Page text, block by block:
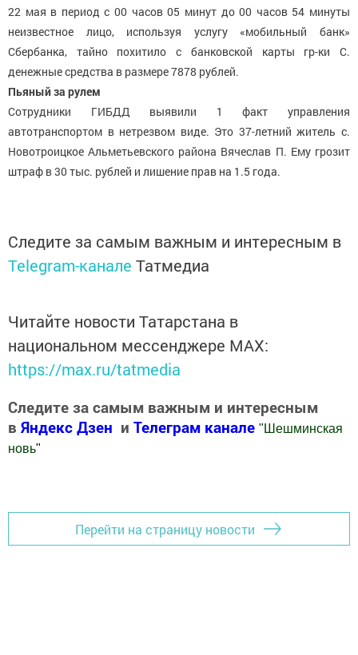
22 мая в период с 00 часов 05 минут до 00 часов 54 минуты
неизвестное лицо, используя услугу «мобильный банк»
Сбербанка, тайно похитило с банковской карты гр-ки С.
денежные средства в размере 7878 рублей.
Пьяный за рулем
Сотрудники ГИБДД выявили 1 факт управления
автотранспортом в нетрезвом виде. Это 37-летний житель с.
Новотроицкое Альметьевского района Вячеслав П. Ему грозит
штраф в 30 тыс. рублей и лишение прав на 1.5 года.
Следите за самым важным и интересным в
Telegram-канале Татмедиа
Читайте новости Татарстана в
национальном мессенджере MАХ:
https://max.ru/tatmedia
Следите за самым важным и интересным
в Яндекс Дзен и Телеграм канале " Шешминская
новь"
Перейти на страницу новости